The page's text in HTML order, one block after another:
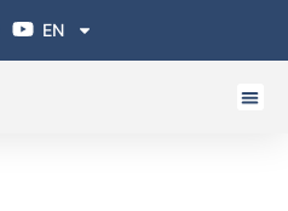
EN